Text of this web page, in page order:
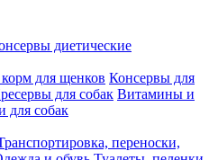
диетические
для щенков Консервы для
для собак Витамины и
для собак
переноски,